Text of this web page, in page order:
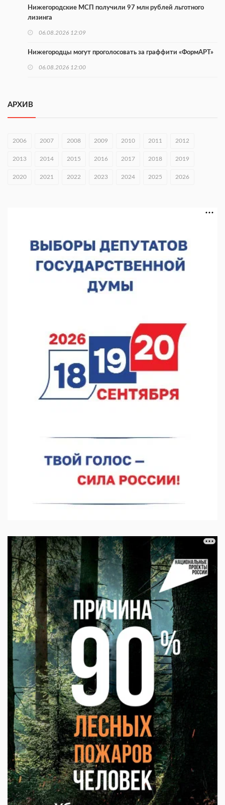
Нижегородские МСП получили 97 млн рублей льготного
лизинга
06.08.2026 12:09
Нижегородцы могут проголосовать за граффити «ФормАРТ»
06.08.2026 12:00
05.08.2026 17:58
В Приокском районе утвердили проект КРТ «Ольгино»
АРХИВ
2006 2007 2008 2009 2010 2011 2012
2013 2014 2015 2016 2017 2018 2019
2020 2021 2022 2023 2024 2025 2026